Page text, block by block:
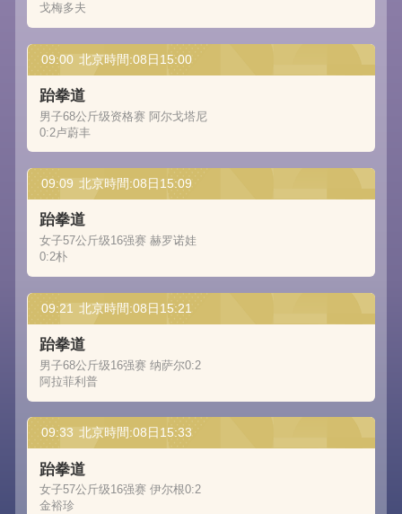
戈梅多夫
09:00 北京時間:08日15:00
跆拳道
男子68公斤级资格赛 阿尔戈塔尼
0:2卢蔚丰
09:09 北京時間:08日15:09
跆拳道
女子57公斤级16强赛 赫罗诺娃
0:2朴
09:21 北京時間:08日15:21
跆拳道
男子68公斤级16强赛 纳萨尔0:2
阿拉菲利普
09:33 北京時間:08日15:33
跆拳道
女子57公斤级16强赛 伊尔根0:2
金裕珍